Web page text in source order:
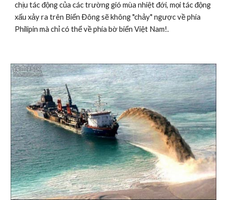
chịu tác động của các trường gió mùa nhiệt đới, mọi tác động
xấu xảy ra trên Biển Đông sẽ không "chảy" ngược về phía
Philipin mà chỉ có thể về phía bờ biển Việt Nam!.